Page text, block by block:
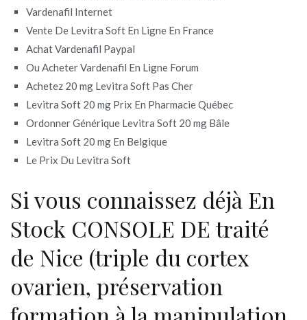
Vardenafil Internet
Vente De Levitra Soft En Ligne En France
Achat Vardenafil Paypal
Ou Acheter Vardenafil En Ligne Forum
Achetez 20 mg Levitra Soft Pas Cher
Levitra Soft 20 mg Prix En Pharmacie Québec
Ordonner Générique Levitra Soft 20 mg Bâle
Levitra Soft 20 mg En Belgique
Le Prix Du Levitra Soft
Si vous connaissez déjà En
Stock CONSOLE DE traité
de Nice (triple du cortex
ovarien, préservation